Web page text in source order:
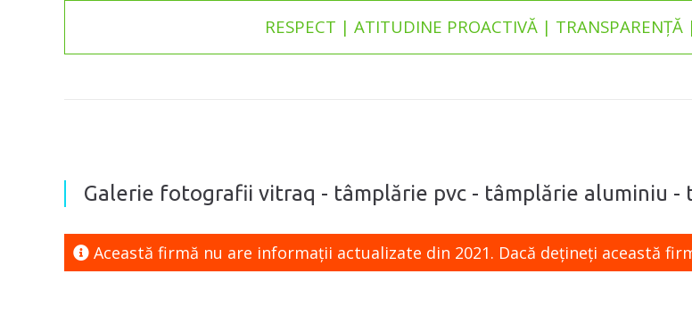
RESPECT | ATITUDINE PROACTIVĂ |
Galerie fotografii vitraq - tâmplărie pvc - tâmplărie aluminiu -
Această firmă nu are informaţii actualizate din 2021. Dacă dețineți această